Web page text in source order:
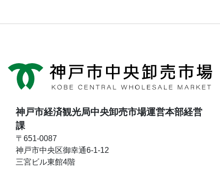
神戸市経済観光局中央卸売市場運営本部経営
課
〒651-0087
神戸市中央区御幸通6-1-12
三宮ビル東館4階